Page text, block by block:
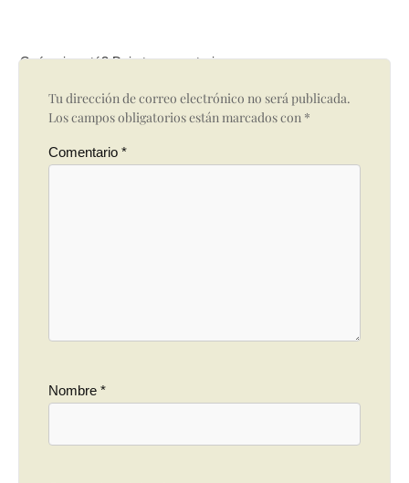
Qué opinas tú? Deja tu comentario
Tu dirección de correo electrónico no será publicada.
Los campos obligatorios están marcados con *
Comentario *
Nombre *